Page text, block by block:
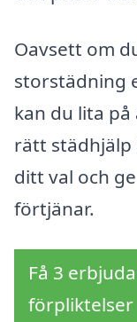
Oavsett om
storstädning
kan du lita
rätt städhjälp
ditt val och
förtjänar.
Få 3
förpliktelser